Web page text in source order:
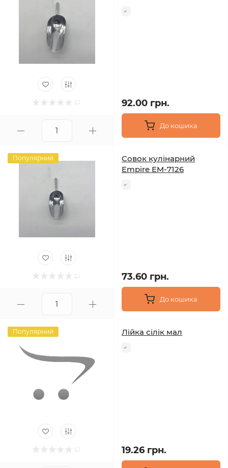
92.00 грн.
До кошика
Популярний
Совок кулінарний
Empire EM-7126
73.60 грн.
До кошика
Популярний Лійка сілік мал
19.26 грн.